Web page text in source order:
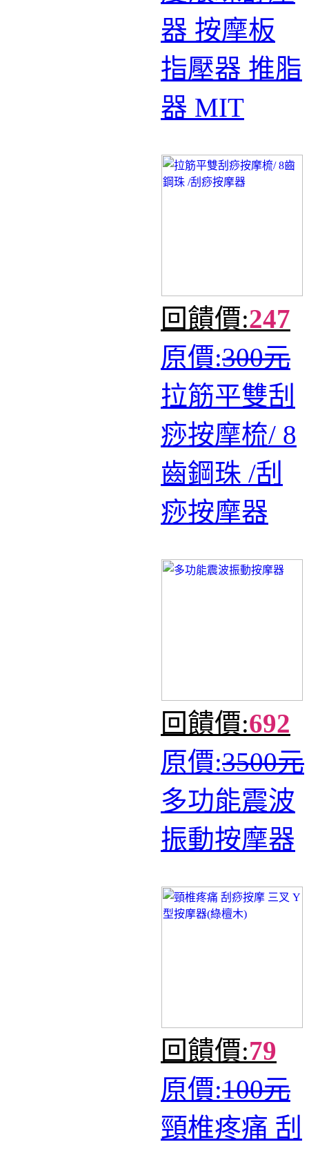
器 按摩板
指壓器 推脂
器 MIT
回饋價:247
原價:300元
拉筋平雙刮
痧按摩梳/ 8
齒鋼珠 /刮
痧按摩器
回饋價:692
原價:3500元
多功能震波
振動按摩器
回饋價:79
原價:100元
頸椎疼痛 刮